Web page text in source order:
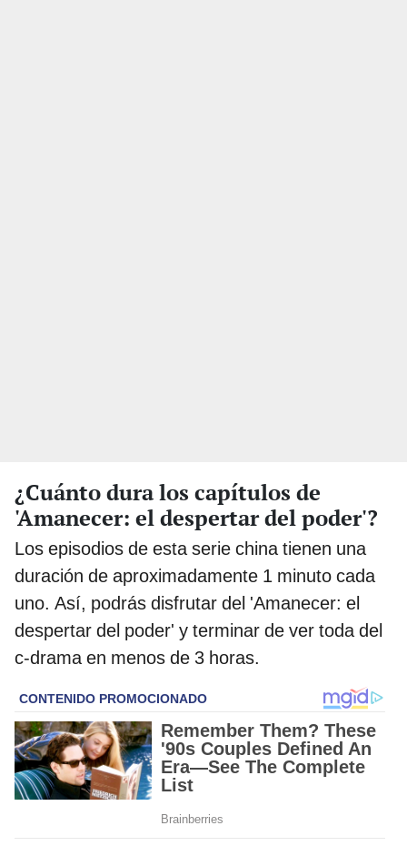
¿Cuánto dura los capítulos de
'Amanecer: el despertar del poder'?
Los episodios de esta serie china tienen una
duración de aproximadamente 1 minuto cada
uno. Así, podrás disfrutar del 'Amanecer: el
despertar del poder' y terminar de ver toda del
c-drama en menos de 3 horas.